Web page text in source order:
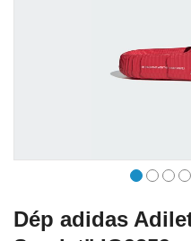
Dép adidas